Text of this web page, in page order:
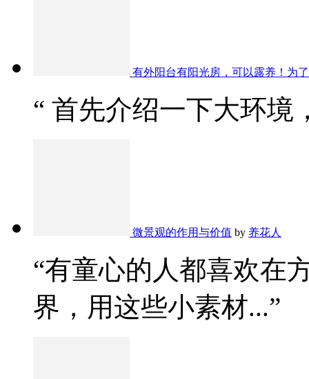
有外阳台有阳光房，可以露养！为
“ 首先介绍一下大环境
微景观的作用与价值 by 养花人
“有童心的人都喜欢在
界，用这些小素材...”